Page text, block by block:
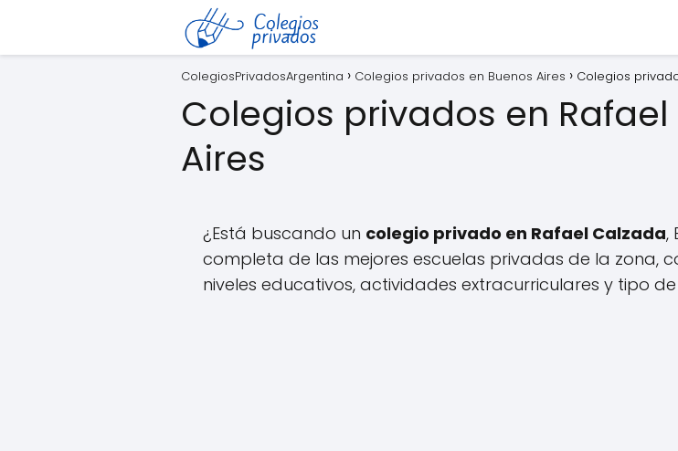
ColegiosPrivadosArgentina Colegios privados en Buenos Aires Colegios
Colegios privados en
Aires
¿Está buscando un colegio privado en Rafael Calzada,
completa de las mejores escuelas privadas de la zona,
niveles educativos, actividades extracurriculares y tipo